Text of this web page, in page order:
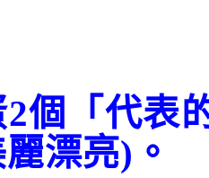
個「代表
漂亮)。